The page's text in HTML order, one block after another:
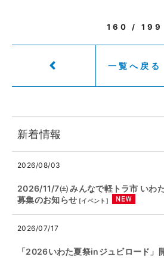
160 / 199
一覧へ戻る
新着情報
2026/08/03
2026/11/7㈯ みんなで軽トラ市 い
募集のお知らせ [イベント ]
2026/07/17
「2026いわた夏祭inジュビロード」